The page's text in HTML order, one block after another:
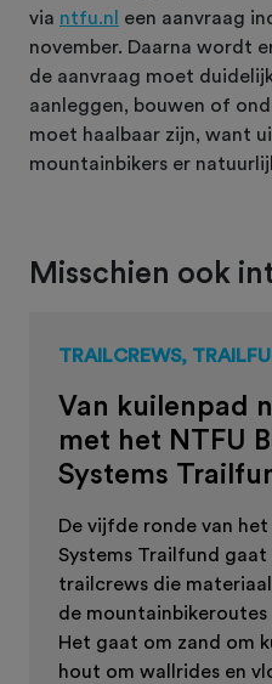
via ntfu.nl
een aanvraag
november. Daarna wordt
de aanvraag moet
aanleggen, bouwen of
moet haalbaar zijn, want
mountainbikers er
Misschien ook
TRAILCREWS,
Van kuilenpad
met het NTFU
Systems
De vijfde ronde van het
Systems Trailfund gaat
trailcrews die
de
Het gaat om zand om
hout om wallrides en